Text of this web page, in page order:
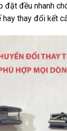
đặt đều nhanh
thay đổi kết